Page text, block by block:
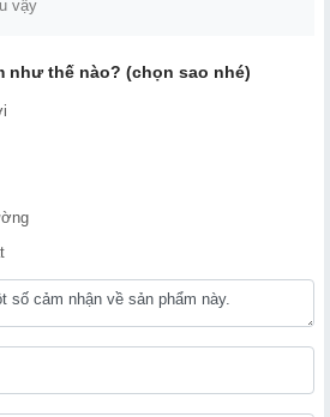
vậy
như thế nào? (chọn sao nhé)